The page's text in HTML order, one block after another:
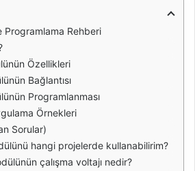
Programlama Rehberi
Özellikleri
Bağlantısı
Programlanması
Örnekleri
Sorular)
hangi projelerde kullanabilirim?
çalışma voltajı nedir?